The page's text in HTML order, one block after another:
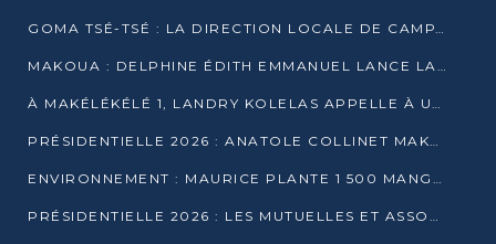
GOMA TSÉ-TSÉ : LA DIRECTION LOCALE DE CAMPAGNE INTENSIFIE LA SENSIBILISATION DANS LES VILLAGES
MAKOUA : DELPHINE ÉDITH EMMANUEL LANCE LA CAMPAGNE POUR DENIS SASSOU-N’GUESSO
À MAKÉLÉKÉLÉ 1, LANDRY KOLELAS APPELLE À UNE MOBILISATION MASSIVE EN FAVEUR DE DENIS SASSOU-N’GUESSO
PRÉSIDENTIELLE 2026 : ANATOLE COLLINET MAKOSSO DÉFEND LE PROJET DE SOCIÉTÉ DE DENIS SASSOU NGUESSO
ENVIRONNEMENT : MAURICE PLANTE 1 500 MANGROVES POUR HONORER WANGARI MAATHAI
PRÉSIDENTIELLE 2026 : LES MUTUELLES ET ASSOCIATIONS S’IMPLIQUENT DANS LA CAMPAGNE ÉLECTORALE À TIÉ-TIÉ 2 (POINTE-NOIRE)